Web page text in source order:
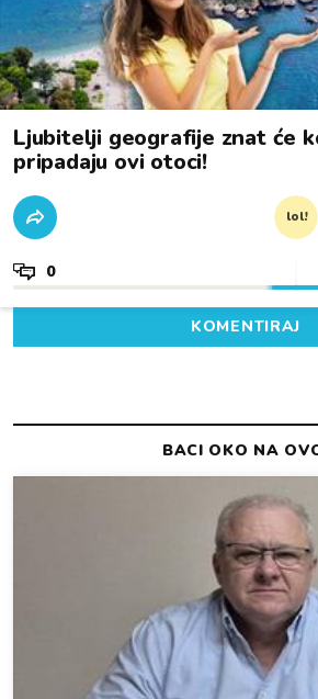
Ljubitelji geografije znat će
pripadaju ovi otoci!
lol!
0
KOMENTIRAJ